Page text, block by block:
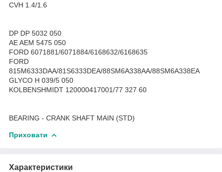
CVH 1.4/1.6
DP DP 5032 050
AE AEM 5475 050
FORD 6071881/6071884/6168632/6168635
FORD
815M6333DAA/81S6333DEA/88SM6A338AA/88SM6A338EA
GLYCO H 039/5 050
KOLBENSHMIDT 120000417001/77 327 60
BEARING - CRANK SHAFT MAIN (STD)
Приховати
Характеристики